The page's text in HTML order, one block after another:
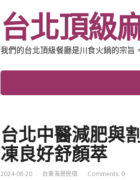
台北頂級
我們的台北頂級餐廳是川食火鍋的宗旨
台北中醫減肥與
凍良好舒顏萃
2024-08-20 台東海景民宿 Comments: 0